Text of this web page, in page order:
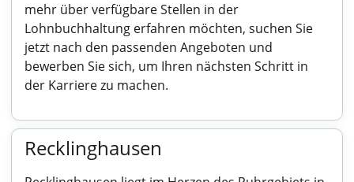
mehr über verfügbare Stellen in der
Lohnbuchhaltung erfahren möchten, suchen Sie
jetzt nach den passenden Angeboten und
bewerben Sie sich, um Ihren nächsten Schritt in
der Karriere zu machen.
Recklinghausen